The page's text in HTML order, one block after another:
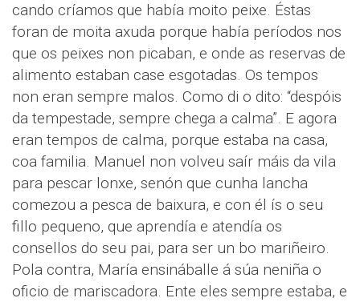
cando críamos que había moito peixe. Éstas
foran de moita axuda porque había períodos nos
que os peixes non picaban, e onde as reservas de
alimento estaban case esgotadas. Os tempos
non eran sempre malos. Como di o dito: “despóis
da tempestade, sempre chega a calma”. E agora
eran tempos de calma, porque estaba na casa,
coa familia. Manuel non volveu saír máis da vila
para pescar lonxe, senón que cunha lancha
comezou a pesca de baixura, e con él ís o seu
fillo pequeno, que aprendía e atendía os
consellos do seu pai, para ser un bo mariñeiro.
Pola contra, María ensináballe á súa neniña o
oficio de mariscadora. Ente eles sempre estaba, e